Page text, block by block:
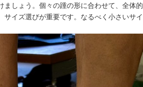
ましょう。個々の踵の形に合わせて、全体的
サイズ選びが重要です。なるべく小さいサイ